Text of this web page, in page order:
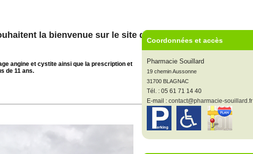
la bienvenue sur le site de la
angine et cystite ainsi que la prescription et
de 11 ans.
Coordonnées et accès
Pharmacie Souillard
19 chemin Aussonne
31700 BLAGNAC
Tél. : 05 61 71 14 40
E-mail : contact@pharmacie-souillard.fr